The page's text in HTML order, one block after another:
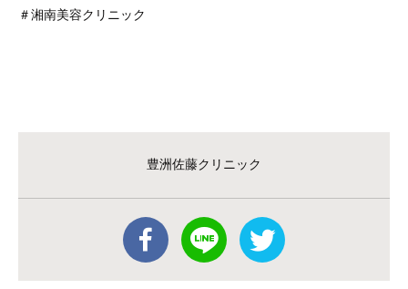
＃湘南美容クリニック
豊洲佐藤クリニック